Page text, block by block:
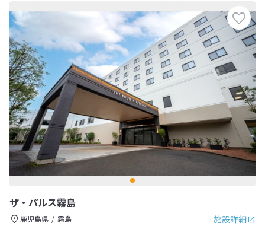
ザ・パルス霧島
施設詳細
鹿児島県
霧島